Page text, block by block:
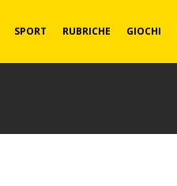
SPORT RUBRICHE GIOCHI